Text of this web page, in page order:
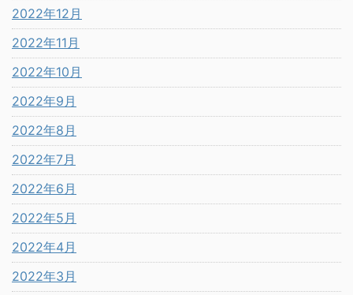
2022年12月
2022年11月
2022年10月
2022年9月
2022年8月
2022年7月
2022年6月
2022年5月
2022年4月
2022年3月